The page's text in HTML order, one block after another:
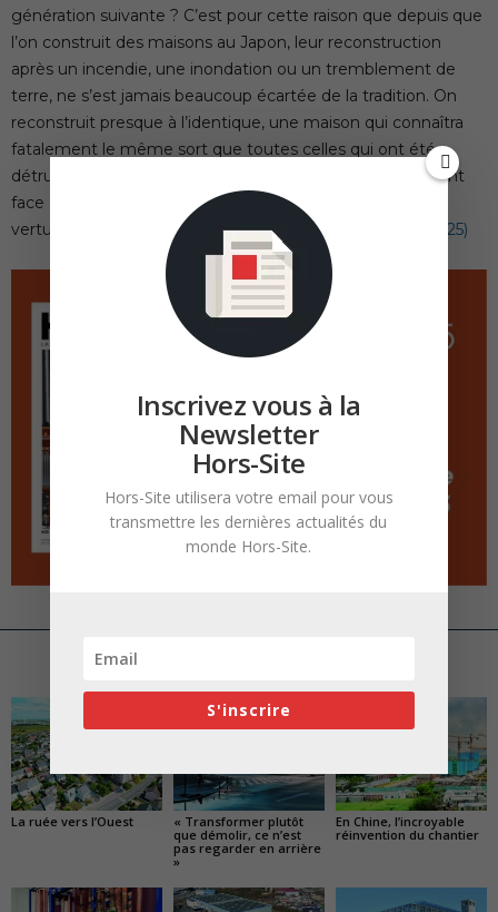
génération suivante ? C’est pour cette raison que depuis que
l’on construit des maisons au Japon, leur reconstruction
après un incendie, une inondation ou un tremblement de
terre, ne s’est jamais beaucoup écartée de la tradition. On
reconstruit presque à l’identique, une maison qui connaîtra
fatalement le même sort que toutes celles qui ont été
détruites catastrophe après catastrophe. Ce détachement
face aux coups du sort qui abattent les maisons, est une
vertu exaltée par…
(Suite de l’article dans le magazine N°25)
ARTICLES CONNEXES
La ruée vers l’Ouest
« Transformer plutôt
que démolir, ce n’est
pas regarder en arrière
»
En Chine, l’incroyable
réinvention du chantier
Inscrivez vous à la
Newsletter
Hors-Site
Hors-Site utilisera votre email pour vous
transmettre les dernières actualités du
monde Hors-Site.
S'inscrire